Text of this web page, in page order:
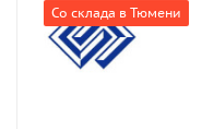
Со склада в Тюмени